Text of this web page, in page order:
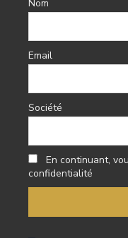
Nom
Email
Société
En continuant,
confidentialité